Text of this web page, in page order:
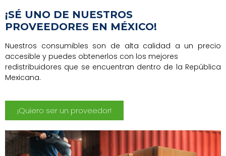
¡SÉ UNO DE NUESTROS
PROVEEDORES EN MÉXICO!
Nuestros consumibles son de alta calidad a un precio
accesible y puedes obtenerlos con los mejores
redistribuidores que se encuentran dentro de la República
Mexicana.
¡Quiero ser un proveedor!